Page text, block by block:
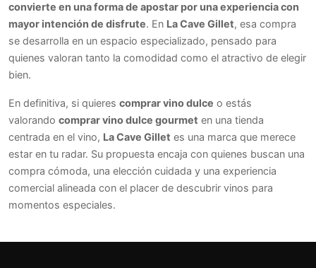
convierte en una forma de apostar por una experiencia con
mayor intención de disfrute. En La Cave Gillet, esa compra
se desarrolla en un espacio especializado, pensado para
quienes valoran tanto la comodidad como el atractivo de elegir
bien.
En definitiva, si quieres comprar vino dulce o estás
valorando comprar vino dulce gourmet en una tienda
centrada en el vino, La Cave Gillet es una marca que merece
estar en tu radar. Su propuesta encaja con quienes buscan una
compra cómoda, una elección cuidada y una experiencia
comercial alineada con el placer de descubrir vinos para
momentos especiales.